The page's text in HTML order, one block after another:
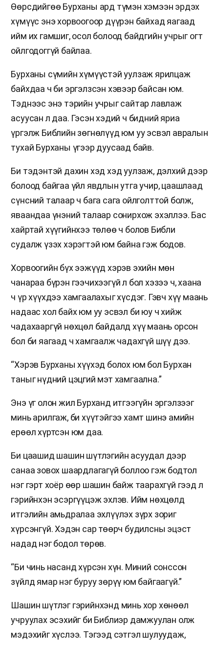
Өөрсдийгөө Бурханы ард түмэн хэмээн эрдэх
хүмүүс энэ хорвоогоор дүүрэн байхад яагаад
ийм их гамшиг, осол болоод байдгийн учрыг огт
ойлгодоггүй байлаа.
Бурханы сүмийн хүмүүстэй уулзаж ярилцаж
байхдаа ч би эргэлзсэн хэвээр байсан юм.
Тэднээс энэ тэрийн учрыг сайтар лавлаж
асуусан л даа. Гэсэн хэдий ч бидний яриа
үргэлж Библийн зөгнөлүүд юм уу эсвэл авралын
тухай Бурханы үгээр дуусаад байв.
Би тэдэнтэй дахин хэд хэд уулзаж, дэлхий дээр
болоод байгаа үйл явдлын утга учир, цаашлаад
сүнсний талаар ч бага сага ойлголттой болж,
яваандаа үнэний талаар сонирхож эхэллээ. Бас
хайртай хүүгийнхээ төлөө ч болов Библи
судалж үзэх хэрэгтэй юм байна гэж бодов.
Хорвоогийн бүх ээжүүд хэрэв эхийн мөн
чанараа бүрэн гээчихээгүй л бол хэзээ ч, хаана
ч үр хүүхдээ хамгаалахыг хүсдэг. Гэвч хүү маань
надаас хол байх юм уу эсвэл би юу ч хийж
чадахааргүй нөхцөл байдалд хүү маань орсон
бол би яагаад ч хамгаалж чадахгүй шүү дээ.
“Хэрэв Бурханы хүүхэд болох юм бол Бурхан
таныг нүдний цэцгий мэт хамгаална.”
Энэ үг олон жил Бурханд итгээгүйн эргэлзээг
минь арилгаж, би хүүтэйгээ хамт шинэ амийн
ерөөл хүртсэн юм даа.
Би цаашид шашин шүтлэгийн асуудал дээр
санаа зовох шаардлагагүй боллоо гэж бодтол
нэг гэрт хоёр өөр шашин байж таарахгүй гээд л
гэрийнхэн эсэргүүцэж эхлэв. Ийм нөхцөлд
итгэлийн амьдралаа эхлүүлэх зүрх зориг
хүрсэнгүй. Хэдэн сар төөрч будилсны эцэст
надад нэг бодол төрөв.
“Би чинь насанд хүрсэн хүн. Миний сонссон
зүйлд ямар нэг буруу зөрүү юм байгаагүй.”
Шашин шүтлэг гэрийнхэнд минь хор хөнөөл
учруулах эсэхийг би Библиэр дамжуулан олж
мэдэхийг хүслээ. Тэгээд сэтгэл шулуудаж,